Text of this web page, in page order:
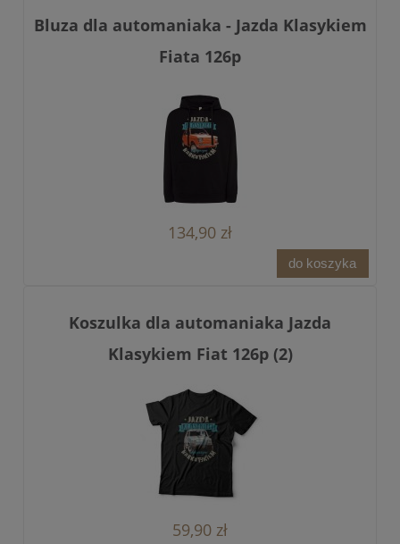
Bluza dla automaniaka - Jazda Klasykiem
Fiata 126p
134,90 zł
do koszyka
Koszulka dla automaniaka Jazda
Klasykiem Fiat 126p (2)
59,90 zł